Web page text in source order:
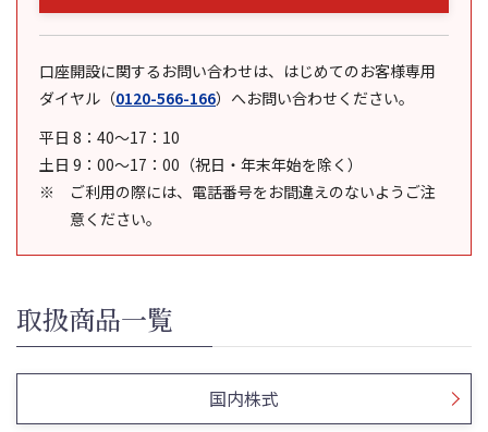
口座開設に関するお問い合わせは、はじめてのお客様専用
ダイヤル （0120-566-166） へお問い合わせください。
平日 8：40～17：10
土日 9：00～17：00（祝日・年末年始を除く）
ご利用の際には、電話番号をお間違えのないようご注
意ください。
取扱商品一覧
国内株式